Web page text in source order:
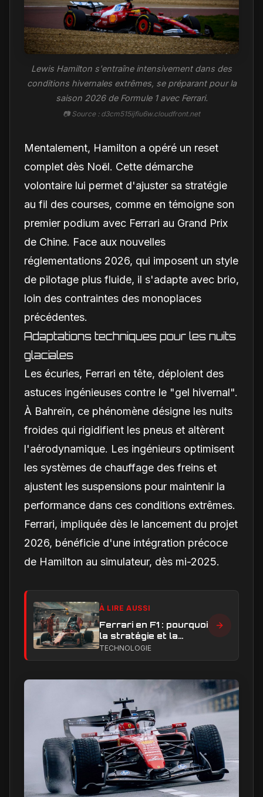
Lewis Hamilton s'entraîne intensivement dans des
conditions hivernales extrêmes, se préparant pour la
saison 2026 de Formule 1 avec Ferrari.
📷 Source : d3cm515ijfiu6w.cloudfront.net
Mentalement, Hamilton a opéré un reset
complet dès Noël. Cette démarche
volontaire lui permet d'ajuster sa stratégie
au fil des courses, comme en témoigne son
premier podium avec Ferrari au Grand Prix
de Chine. Face aux nouvelles
réglementations 2026, qui imposent un style
de pilotage plus fluide, il s'adapte avec brio,
loin des contraintes des monoplaces
précédentes.
Adaptations techniques pour les nuits
glaciales
Les écuries, Ferrari en tête, déploient des
astuces ingénieuses contre le "gel hivernal".
À Bahreïn, ce phénomène désigne les nuits
froides qui rigidifient les pneus et altèrent
l'aérodynamique. Les ingénieurs optimisent
les systèmes de chauffage des freins et
ajustent les suspensions pour maintenir la
performance dans ces conditions extrêmes.
Ferrari, impliquée dès le lancement du projet
2026, bénéficie d'une intégration précoce
de Hamilton au simulateur, dès mi-2025.
À LIRE AUSSI
Ferrari en F1 : pourquoi
la stratégie et la
technique sont sous
TECHNOLOGIE